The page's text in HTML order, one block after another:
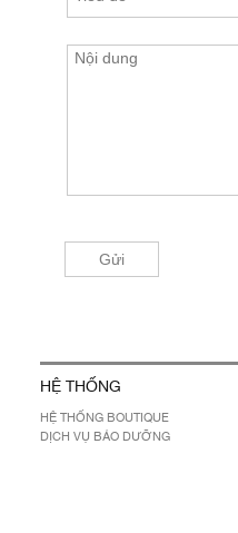
HỆ THỐNG
HỆ THỐNG BOUTIQUE
DỊCH VỤ BẢO DƯỠNG